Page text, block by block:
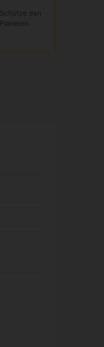
Schütze den
Planeten